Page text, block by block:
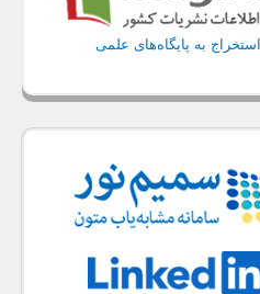
استخراج به پایگاه‌های علمی